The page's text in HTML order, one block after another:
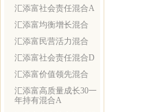
汇添富社会责任混合A
汇添富均衡增长混合
汇添富民营活力混合
汇添富社会责任混合D
汇添富价值领先混合
汇添富高质量成长30一
年持有混合A